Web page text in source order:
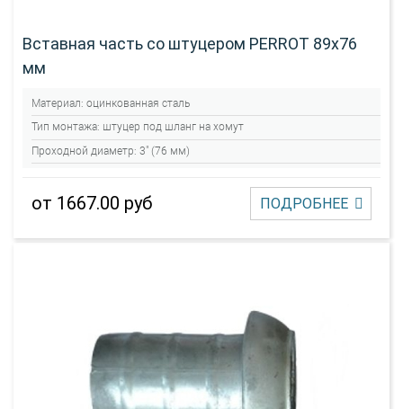
Вставная часть со штуцером PERROT 89х76
мм
Материал: оцинкованная сталь
Тип монтажа: штуцер под шланг на хомут
Проходной диаметр: 3" (76 мм)
от 1667.00 руб ПОДРОБНЕЕ